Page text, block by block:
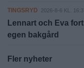
TINGSRYD 2026-8-6 KL.
Lennart och Eva
egen bakgård
Fler nyheter